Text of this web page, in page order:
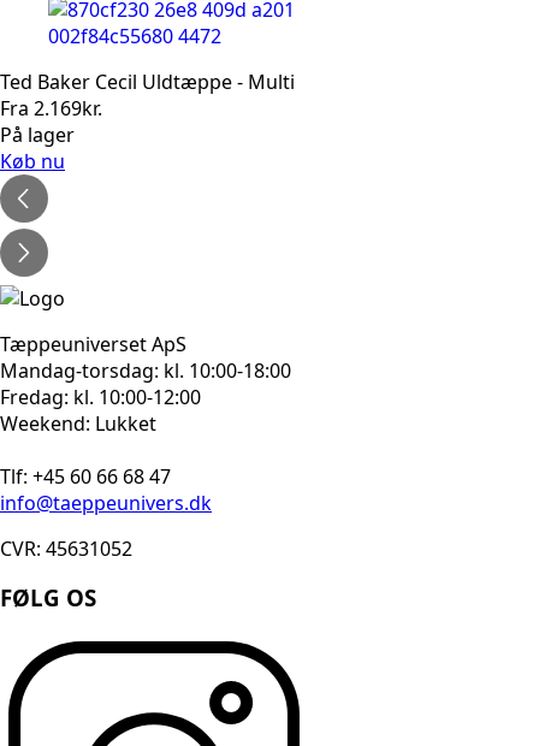
Ted Baker Cecil Uldtæppe - Multi
Fra 2.169kr.
På lager
Køb nu
Tæppeuniverset ApS
Mandag-torsdag: kl. 10:00-18:00
Fredag: kl. 10:00-12:00
Weekend: Lukket
Tlf: +45 60 66 68 47
info@taeppeunivers.dk
CVR: 45631052
FØLG OS